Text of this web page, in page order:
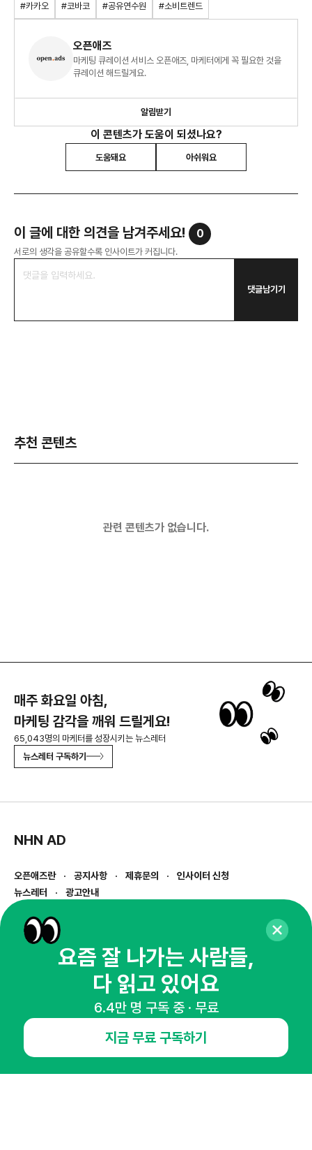
#카카오 #코바코 #공유연수원 #소비트렌드
오픈애즈
마케팅 큐레이션 서비스 오픈애즈, 마케터에게 꼭 필요한 것을
큐레이션 해드릴게요.
알림받기
이 콘텐츠가 도움이 되셨나요?
도움돼요 아쉬워요
이 글에 대한 의견을 남겨주세요! 0
서로의 생각을 공유할수록 인사이트가 커집니다.
댓글남기기
추천 콘텐츠
관련 콘텐츠가 없습니다.
매주 화요일 아침,
마케팅 감각을 깨워 드릴게요!
65,043명의 마케터를 성장시키는 뉴스레터
뉴스레터 구독하기
NHN AD
오픈애즈란 공지사항 제휴문의
인사이터 신청
뉴스레터
광고안내
경기도 성남시 분당구 대왕판교로645번길 16
사업자등록번호 : 144-81-27690(
통신판매업신고번호 : 2014-경기성남-1023
호스팅서비스사업자 : 오픈애즈
1800-2198
openads@openads.co.kr
이용약관
instagramthreadkakaotalk
요즘 잘 나가는 사람들,
다 읽고 있어요
6.4만 명 구독 중 · 무료
지금 무료 구독하기